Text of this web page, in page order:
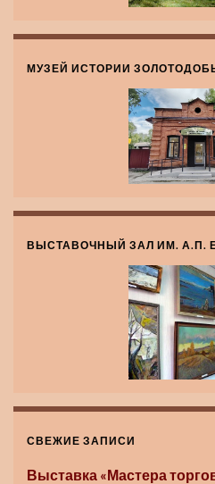
МУЗЕЙ ИСТОРИИ
ВЫСТАВОЧНЫЙ ЗАЛ ИМ. А.П.
СВЕЖИЕ ЗАПИСИ
Выставка «Мастера